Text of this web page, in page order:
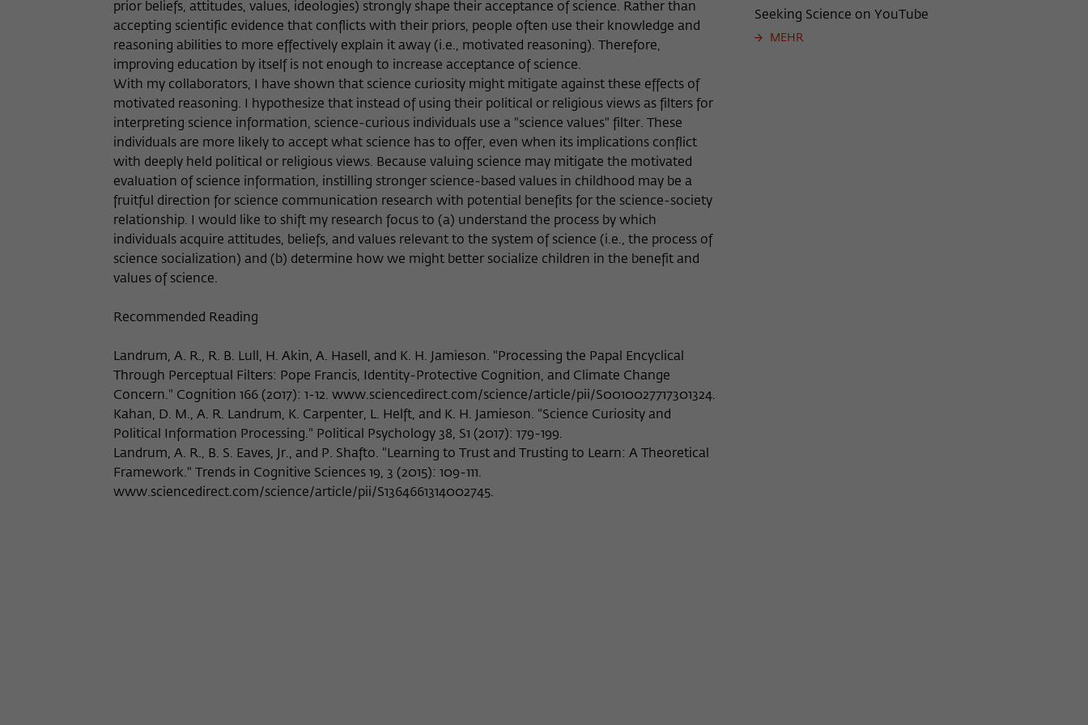
prior beliefs, attitudes, values, ideologies) strongly shape their acceptance of science. Rather than
accepting scientific evidence that conflicts with their priors, people often use their knowledge and
reasoning abilities to more effectively explain it away (i.e., motivated reasoning). Therefore,
improving education by itself is not enough to increase acceptance of science.
With my collaborators, I have shown that science curiosity might mitigate against these effects of
motivated reasoning. I hypothesize that instead of using their political or religious views as filters for
interpreting science information, science-curious individuals use a "science values" filter. These
individuals are more likely to accept what science has to offer, even when its implications conflict
with deeply held political or religious views. Because valuing science may mitigate the motivated
evaluation of science information, instilling stronger science-based values in childhood may be a
fruitful direction for science communication research with potential benefits for the science-society
relationship. I would like to shift my research focus to (a) understand the process by which
individuals acquire attitudes, beliefs, and values relevant to the system of science (i.e., the process of
science socialization) and (b) determine how we might better socialize children in the benefit and
values of science.
Recommended Reading
Landrum, A. R., R. B. Lull, H. Akin, A. Hasell, and K. H. Jamieson. "Processing the Papal Encyclical
Through Perceptual Filters: Pope Francis, Identity-Protective Cognition, and Climate Change
Concern." Cognition 166 (2017): 1-12. www.sciencedirect.com/science/article/pii/S0010027717301324.
Kahan, D. M., A. R. Landrum, K. Carpenter, L. Helft, and K. H. Jamieson. "Science Curiosity and
Political Information Processing." Political Psychology 38, S1 (2017): 179-199.
Landrum, A. R., B. S. Eaves, Jr., and P. Shafto. "Learning to Trust and Trusting to Learn: A Theoretical
Framework." Trends in Cognitive Sciences 19, 3 (2015): 109-111.
www.sciencedirect.com/science/article/pii/S1364661314002745.
Seeking Science on YouTube
MEHR
Anbieter Wissenschaftskolleg zu Berlin
Laufzeit Session-Dauer
Zweck
Dieses Cookie dient zur Identifizierung einer
Session-ID bei der Anmeldung am internen
Bereich der Webseite des Wissenschaftskollegs.
Anbieter Matomo
Laufzeit 13 Monate
Zweck
Dieses Cookie dient dazu, den/die Besucher:in
über eine Besucher-ID zuzuordnen.
Name _pk_ref
Anbieter Matomo
Laufzeit 6 Monate
Name _pk_ses
Anbieter Matomo
Laufzeit 30 Minuten
Dieses kurzlebige Cookie wird dazu verwendet,
vorübergehend Daten über den aktuellen
Externe Inhalte
Wir verwenden auf unserer Webseite externe Inhalte, um Ihnen
zusätzliche Informationen anzubieten. Diese externen Inhalte sind
Videos der Video-Plattform Vimeo, Inhalte des Nachrichtendienstes
Bluesky und Karten der OpenStreetMap Foundation (OSMF). Wenn
Sie der Darstellung externer Inhalte zustimmen, verwendet Vimeo
den lokalen Speicher des Browsers, um Informationen über Ihre
Nutzung der Videos zu speichern (z.B. Häufigkeit des Aufrufes,
Dauer der Abspielzeit, etc). Außerdem willigen Sie ein, dass eine
Verbindung zu den externen Diensten ggf. in sog. Drittstaaten wie
den USA hergestellt wird, deren Datenschutzniveau von der EU
nicht als mit EU-Standards gleichwertig eingeschätzt wurde. Es
besteht insbesondere das Risiko, dass Ihre Daten durch dortige
Behörden, zu Kontroll- und zu Überwachungszwecken,